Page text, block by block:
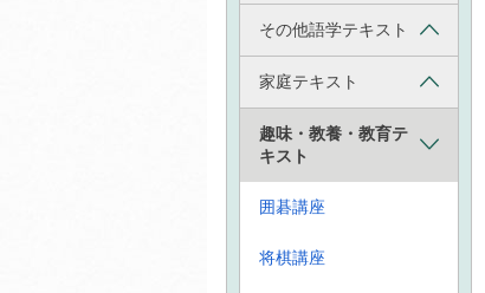
その他語学テキスト
家庭テキスト
趣味・教養・教育テ
キスト
囲碁講座
将棋講座